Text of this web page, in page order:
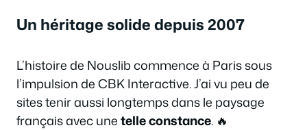
Un héritage solide depuis 2007
L’histoire de Nouslib commence à Paris sous
l’impulsion de CBK Interactive. J’ai vu peu de
sites tenir aussi longtemps dans le paysage
français avec unetelle constance. 🔥